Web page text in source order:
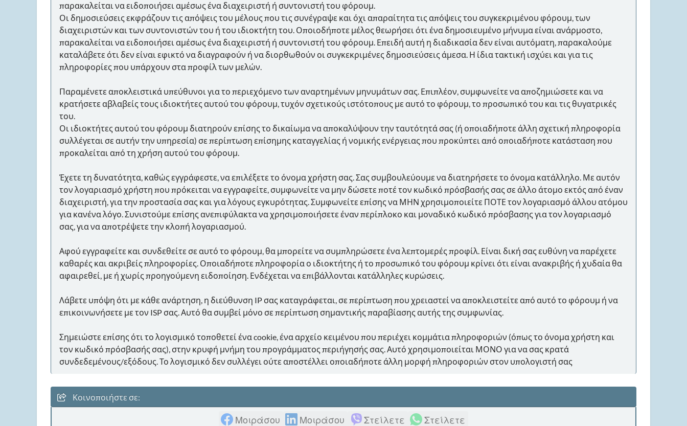
παρακαλείται να ειδοποιήσει αμέσως ένα διαχειριστή ή συντονιστή του φόρουμ.
Οι δημοσιεύσεις εκφράζουν τις απόψεις του μέλους που τις συνέγραψε και όχι απαραίτητα τις απόψεις του συγκεκριμένου φόρουμ, των
διαχειριστών και των συντονιστών του ή του ιδιοκτήτη του. Οποιοδήποτε μέλος θεωρήσει ότι ένα δημοσιευμένο μήνυμα είναι ανάρμοστο,
παρακαλείται να ειδοποιήσει αμέσως ένα διαχειριστή ή συντονιστή του φόρουμ. Επειδή αυτή η διαδικασία δεν είναι αυτόματη, παρακαλούμε
καταλάβετε ότι δεν είναι εφικτό να διαγραφούν ή να διορθωθούν οι συγκεκριμένες δημοσιεύσεις άμεσα. Η ίδια τακτική ισχύει και για τις
πληροφορίες που υπάρχουν στα προφίλ των μελών.
Παραμένετε αποκλειστικά υπεύθυνοι για το περιεχόμενο των αναρτημένων μηνυμάτων σας. Επιπλέον, συμφωνείτε να αποζημιώσετε και να
κρατήσετε αβλαβείς τους ιδιοκτήτες αυτού του φόρουμ, τυχόν σχετικούς ιστότοπους με αυτό το φόρουμ, το προσωπικό του και τις θυγατρικές
του.
Οι ιδιοκτήτες αυτού του φόρουμ διατηρούν επίσης το δικαίωμα να αποκαλύψουν την ταυτότητά σας (ή οποιαδήποτε άλλη σχετική πληροφορία
συλλέγεται σε αυτήν την υπηρεσία) σε περίπτωση επίσημης καταγγελίας ή νομικής ενέργειας που προκύπτει από οποιαδήποτε κατάσταση που
προκαλείται από τη χρήση αυτού του φόρουμ.
Έχετε τη δυνατότητα, καθώς εγγράφεστε, να επιλέξετε το όνομα χρήστη σας. Σας συμβουλεύουμε να διατηρήσετε το όνομα κατάλληλο. Με αυτόν
τον λογαριασμό χρήστη που πρόκειται να εγγραφείτε, συμφωνείτε να μην δώσετε ποτέ τον κωδικό πρόσβασής σας σε άλλο άτομο εκτός από έναν
διαχειριστή, για την προστασία σας και για λόγους εγκυρότητας. Συμφωνείτε επίσης να ΜΗΝ χρησιμοποιείτε ΠΟΤΕ τον λογαριασμό άλλου ατόμου
για κανένα λόγο. Συνιστούμε επίσης ανεπιφύλακτα να χρησιμοποιήσετε έναν περίπλοκο και μοναδικό κωδικό πρόσβασης για τον λογαριασμό
σας, για να αποτρέψετε την κλοπή λογαριασμού.
Αφού εγγραφείτε και συνδεθείτε σε αυτό το φόρουμ, θα μπορείτε να συμπληρώσετε ένα λεπτομερές προφίλ. Είναι δική σας ευθύνη να παρέχετε
καθαρές και ακριβείς πληροφορίες. Οποιαδήποτε πληροφορία ο ιδιοκτήτης ή το προσωπικό του φόρουμ κρίνει ότι είναι ανακριβής ή χυδαία θα
αφαιρεθεί, με ή χωρίς προηγούμενη ειδοποίηση. Ενδέχεται να επιβάλλονται κατάλληλες κυρώσεις.
Λάβετε υπόψη ότι με κάθε ανάρτηση, η διεύθυνση IP σας καταγράφεται, σε περίπτωση που χρειαστεί να αποκλειστείτε από αυτό το φόρουμ ή να
επικοινωνήσετε με τον ISP σας. Αυτό θα συμβεί μόνο σε περίπτωση σημαντικής παραβίασης αυτής της συμφωνίας.
Σημειώστε επίσης ότι το λογισμικό τοποθετεί ένα cookie, ένα αρχείο κειμένου που περιέχει κομμάτια πληροφοριών (όπως το όνομα χρήστη και
τον κωδικό πρόσβασής σας), στην κρυφή μνήμη του προγράμματος περιήγησής σας. Αυτό χρησιμοποιείται ΜΟΝΟ για να σας κρατά
συνδεδεμένους/εξόδους. Το λογισμικό δεν συλλέγει ούτε αποστέλλει οποιαδήποτε άλλη μορφή πληροφοριών στον υπολογιστή σας
Κοινοποιήστε σε:
Μοιράσου Μοιράσου Στείλετε Στείλετε